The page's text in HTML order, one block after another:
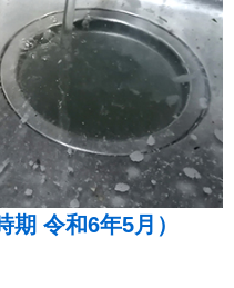
令和6年5月）